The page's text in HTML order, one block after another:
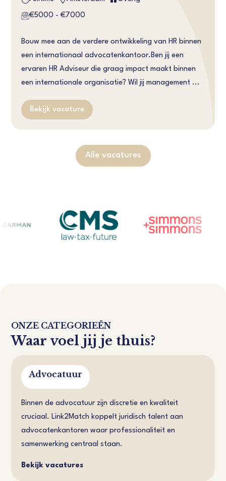
€5000 - €7000
Bouw mee aan de verdere ontwikkeling van HR binnen
een internationaal advocatenkantoor.Ben jij een
ervaren HR Adviseur die graag impact maakt binnen
een internationale organisatie? Wil jij management ...
Bekijk vacature
Alle vacatures
ONZE CATEGORIEËN
Waar voel jij je thuis?
Advocatuur
Binnen de advocatuur zijn discretie en kwaliteit
cruciaal. Link2Match koppelt juridisch talent aan
advocatenkantoren waar professionaliteit en
samenwerking centraal staan.
Bekijk vacatures